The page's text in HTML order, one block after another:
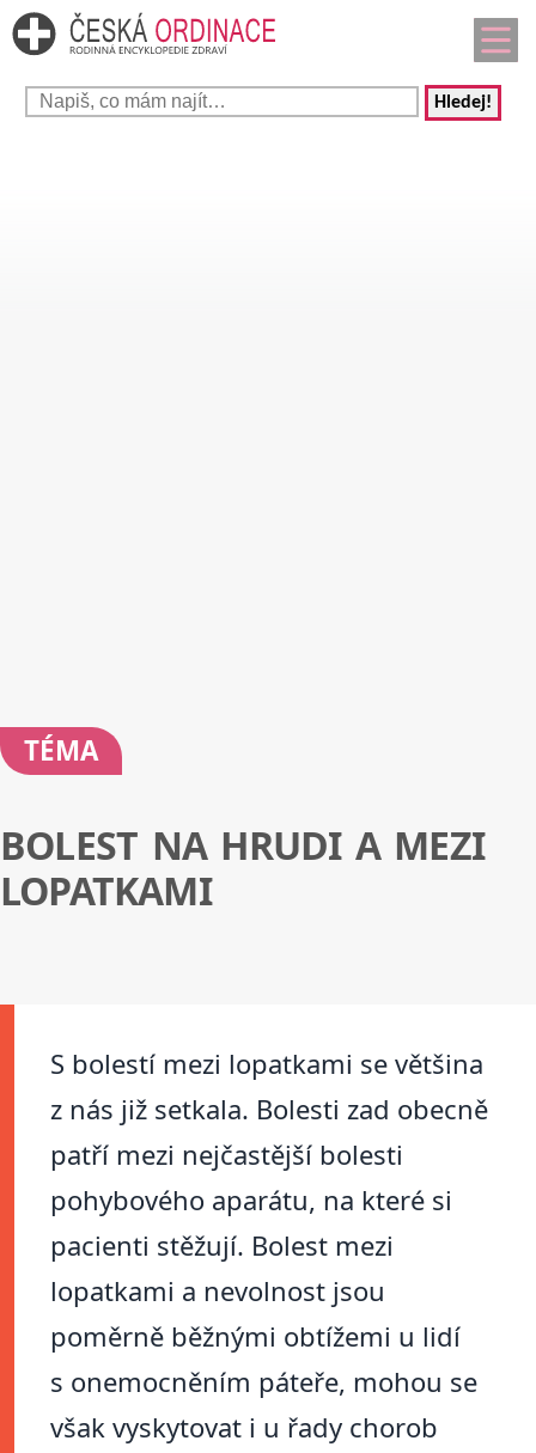
Hledej!
TÉMA
BOLEST NA HRUDI A MEZI
LOPATKAMI
S bolestí mezi lopatkami se většina
z nás již setkala. Bolesti zad obecně
patří mezi nejčastější bolesti
pohybového aparátu, na které si
pacienti stěžují. Bolest mezi
lopatkami a nevolnost jsou
poměrně běžnými obtížemi u lidí
s onemocněním páteře, mohou se
však vyskytovat i u řady chorob